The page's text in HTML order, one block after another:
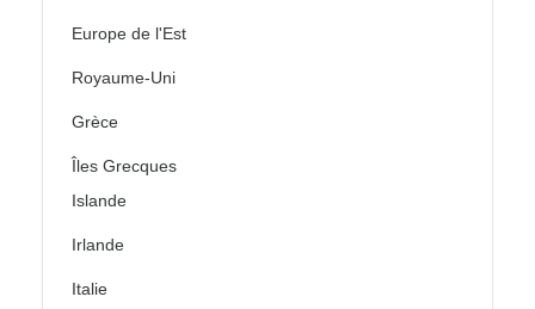
Europe de l'Est
Royaume-Uni
Grèce
Îles Grecques
Islande
Irlande
Italie